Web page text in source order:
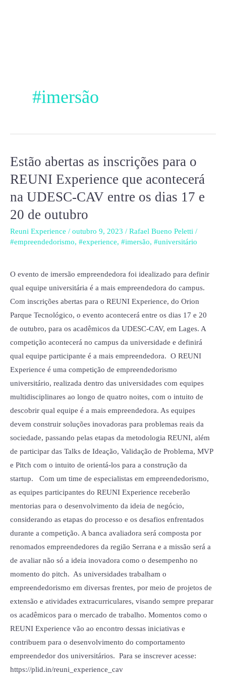
#imersão
Estão abertas as inscrições para o
REUNI Experience que acontecerá
na UDESC-CAV entre os dias 17 e
20 de outubro
Reuni Experience / outubro 9, 2023 / Rafael Bueno Peletti /
#empreendedorismo, #experience, #imersão, #universitário
O evento de imersão empreendedora foi idealizado para definir
qual equipe universitária é a mais empreendedora do campus.
Com inscrições abertas para o REUNI Experience, do Orion
Parque Tecnológico, o evento acontecerá entre os dias 17 e 20
de outubro, para os acadêmicos da UDESC-CAV, em Lages. A
competição acontecerá no campus da universidade e definirá
qual equipe participante é a mais empreendedora. O REUNI
Experience é uma competição de empreendedorismo
universitário, realizada dentro das universidades com equipes
multidisciplinares ao longo de quatro noites, com o intuito de
descobrir qual equipe é a mais empreendedora. As equipes
devem construir soluções inovadoras para problemas reais da
sociedade, passando pelas etapas da metodologia REUNI, além
de participar das Talks de Ideação, Validação de Problema, MVP
e Pitch com o intuito de orientá-los para a construção da
startup. Com um time de especialistas em empreendedorismo,
as equipes participantes do REUNI Experience receberão
mentorias para o desenvolvimento da ideia de negócio,
considerando as etapas do processo e os desafios enfrentados
durante a competição. A banca avaliadora será composta por
renomados empreendedores da região Serrana e a missão será a
de avaliar não só a ideia inovadora como o desempenho no
momento do pitch. As universidades trabalham o
empreendedorismo em diversas frentes, por meio de projetos de
extensão e atividades extracurriculares, visando sempre preparar
os acadêmicos para o mercado de trabalho. Momentos como o
REUNI Experience vão ao encontro dessas iniciativas e
contribuem para o desenvolvimento do comportamento
empreendedor dos universitários. Para se inscrever acesse:
https://plid.in/reuni_experience_cav
Estão
as
inscrições
para
o
REUNI